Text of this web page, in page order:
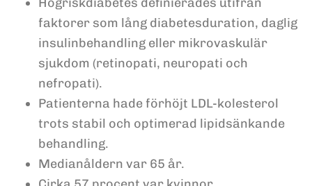
faktorer som lång diabetesduration, daglig
insulinbehandling eller mikrovaskulär
sjukdom (retinopati, neuropati och
nefropati).
Patienterna hade förhöjt LDL-kolesterol
trots stabil och optimerad lipidsänkande
behandling.
Medianåldern var 65 år.